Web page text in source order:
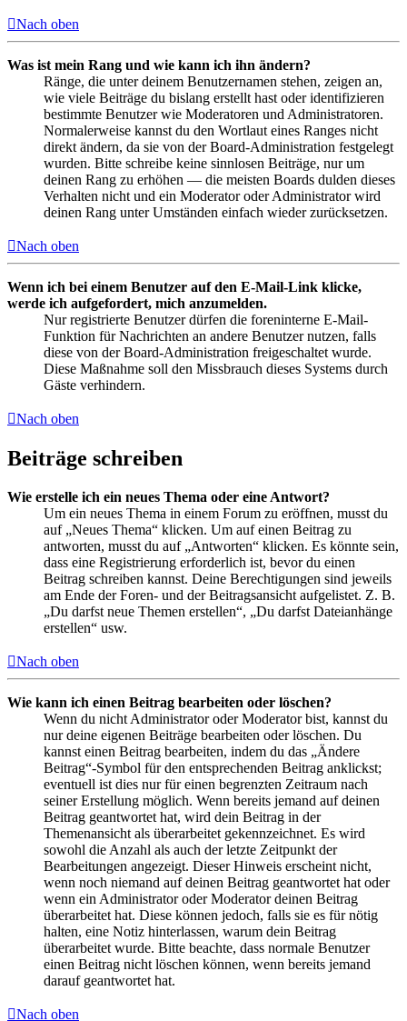
Nach oben
Was ist mein Rang und wie kann ich ihn ändern?
Ränge, die unter deinem Benutzernamen stehen, zeigen an,
wie viele Beiträge du bislang erstellt hast oder identifizieren
bestimmte Benutzer wie Moderatoren und Administratoren.
Normalerweise kannst du den Wortlaut eines Ranges nicht
direkt ändern, da sie von der Board-Administration festgelegt
wurden. Bitte schreibe keine sinnlosen Beiträge, nur um
deinen Rang zu erhöhen — die meisten Boards dulden dieses
Verhalten nicht und ein Moderator oder Administrator wird
deinen Rang unter Umständen einfach wieder zurücksetzen.
Nach oben
Wenn ich bei einem Benutzer auf den E-Mail-Link klicke,
werde ich aufgefordert, mich anzumelden.
Nur registrierte Benutzer dürfen die foreninterne E-Mail-
Funktion für Nachrichten an andere Benutzer nutzen, falls
diese von der Board-Administration freigeschaltet wurde.
Diese Maßnahme soll den Missbrauch dieses Systems durch
Gäste verhindern.
Nach oben
Beiträge schreiben
Wie erstelle ich ein neues Thema oder eine Antwort?
Um ein neues Thema in einem Forum zu eröffnen, musst du
auf „Neues Thema“ klicken. Um auf einen Beitrag zu
antworten, musst du auf „Antworten“ klicken. Es könnte sein,
dass eine Registrierung erforderlich ist, bevor du einen
Beitrag schreiben kannst. Deine Berechtigungen sind jeweils
am Ende der Foren- und der Beitragsansicht aufgelistet. Z. B.
„Du darfst neue Themen erstellen“, „Du darfst Dateianhänge
erstellen“ usw.
Nach oben
Wie kann ich einen Beitrag bearbeiten oder löschen?
Wenn du nicht Administrator oder Moderator bist, kannst du
nur deine eigenen Beiträge bearbeiten oder löschen. Du
kannst einen Beitrag bearbeiten, indem du das „Ändere
Beitrag“-Symbol für den entsprechenden Beitrag anklickst;
eventuell ist dies nur für einen begrenzten Zeitraum nach
seiner Erstellung möglich. Wenn bereits jemand auf deinen
Beitrag geantwortet hat, wird dein Beitrag in der
Themenansicht als überarbeitet gekennzeichnet. Es wird
sowohl die Anzahl als auch der letzte Zeitpunkt der
Bearbeitungen angezeigt. Dieser Hinweis erscheint nicht,
wenn noch niemand auf deinen Beitrag geantwortet hat oder
wenn ein Administrator oder Moderator deinen Beitrag
überarbeitet hat. Diese können jedoch, falls sie es für nötig
halten, eine Notiz hinterlassen, warum dein Beitrag
überarbeitet wurde. Bitte beachte, dass normale Benutzer
einen Beitrag nicht löschen können, wenn bereits jemand
darauf geantwortet hat.
Nach oben